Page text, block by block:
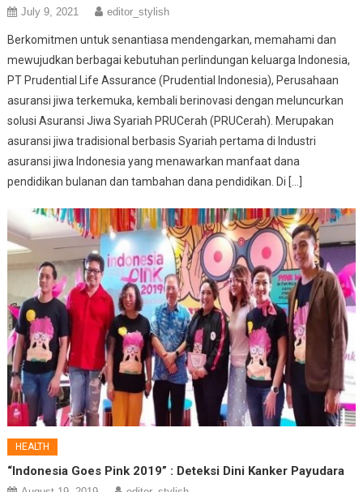
July 9, 2021 editor_stylish
Berkomitmen untuk senantiasa mendengarkan, memahami dan
mewujudkan berbagai kebutuhan perlindungan keluarga Indonesia,
PT Prudential Life Assurance (Prudential Indonesia), Perusahaan
asuransi jiwa terkemuka, kembali berinovasi dengan meluncurkan
solusi Asuransi Jiwa Syariah PRUCerah (PRUCerah). Merupakan
asuransi jiwa tradisional berbasis Syariah pertama di Industri
asuransi jiwa Indonesia yang menawarkan manfaat dana
pendidikan bulanan dan tambahan dana pendidikan. Di […]
HEALTH
“Indonesia Goes Pink 2019” : Deteksi Dini Kanker Payudara